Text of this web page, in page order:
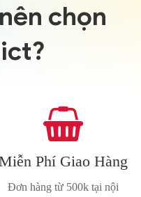
chọn

Phí Giao Hàng
Đơn hàng từ 500k tại nội